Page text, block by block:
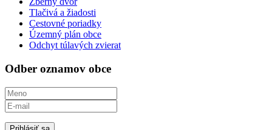
Tlačivá a žiadosti
Cestovné poriadky
Územný plán obce
Odchyt túlavých zvierat
Odber oznamov obce